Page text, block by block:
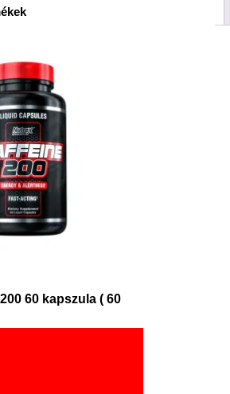
60 kapszula ( 60